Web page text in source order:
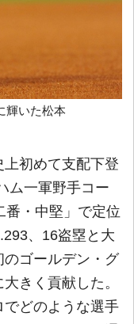
輝いた松本
初めて支配下登
ム一軍野手コー
番・中堅」で定位
、16盗塁と大
ゴールデン・グ
きく貢献した。
どのような選手